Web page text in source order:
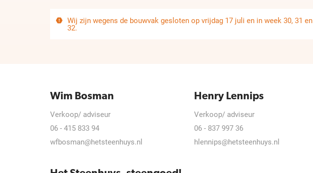
Wij zijn wegens de bouwvak gesloten op vrijdag 17 juli en in week 30, 31 en
32.
Wim Bosman
Verkoop/ adviseur
06 - 415 833 94
wfbosman@hetsteenhuys.nl
Henry Lennips
Verkoop/ adviseur
06 - 837 997 36
hlennips@hetsteenhuys.nl